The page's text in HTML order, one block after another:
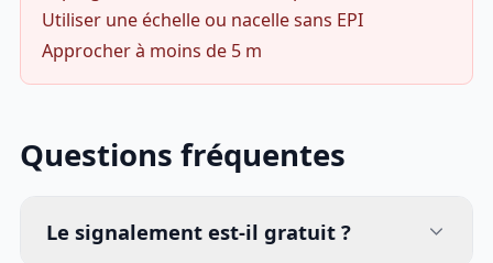
Utiliser une échelle ou nacelle sans EPI
Approcher à moins de 5 m
Questions fréquentes
Le signalement est-il gratuit ?